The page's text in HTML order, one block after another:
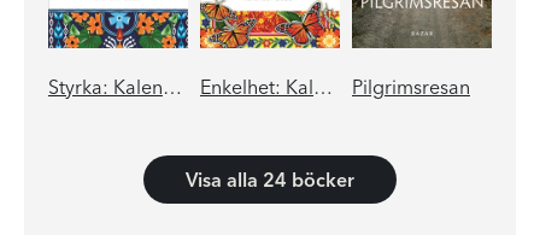
Styrka: Kalender 2023 Enkelhet: Kalender 2022 Pilgrimsresan
Visa alla 24 böcker